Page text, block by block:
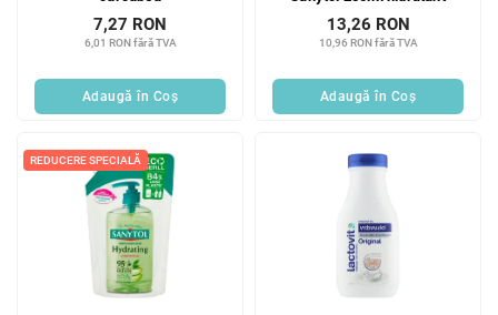
6,01 RON fără TVA
7,27 RON
Adaugă în Coş
10,96 RON fără TVA
13,26 RON
Adaugă în Coş
REDUCERE SPECIALĂ